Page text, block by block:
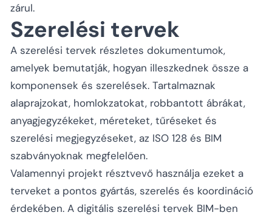
zárul.
Szerelési tervek
A szerelési tervek részletes dokumentumok,
amelyek bemutatják, hogyan illeszkednek össze a
komponensek és szerelések. Tartalmaznak
alaprajzokat, homlokzatokat, robbantott ábrákat,
anyagjegyzékeket, méreteket, tűréseket és
szerelési megjegyzéseket, az ISO 128 és BIM
szabványoknak megfelelően.
Valamennyi projekt résztvevő használja ezeket a
terveket a pontos gyártás, szerelés és koordináció
érdekében. A digitális szerelési tervek BIM-ben